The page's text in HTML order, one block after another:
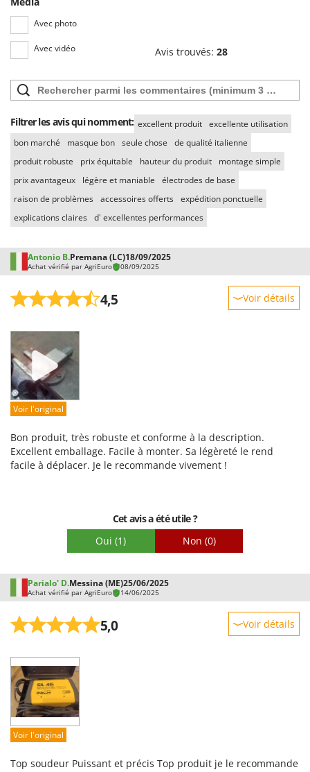
Troy-Bilt
U
Udor
V
Vesco
W
Weber
Wiper EcoRobot
Wolf Garten
Wortex
Y Yard Force
Z
Zanon
Zephir
ZGrills
Zodiac
Avec photo
Avec vidéo Avis trouvés: 28
Filtrer les avis qui nomment: excellent produit
excellente utilisation
bon marché
masque bon seule chose
de qualité italienne
produit robuste
prix équitable hauteur du produit
montage simple
prix avantageux
légère et maniable
électrodes de base
raison de problèmes accessoires offerts expédition ponctuelle
explications claires d' excellentes performances
Antonio B.Premana (LC)18/09/2025
Achat vérifié par AgriEuro 08/09/2025
4,5 Voir détails
Prestations
Facilité d'utilisation
Qualité / Prix
Facilité de montage
Voir l'original
Bon produit, très robuste et conforme à la description.
Excellent emballage. Facile à monter. Sa légèreté le rend
facile à déplacer. Je le recommande vivement !
Cet avis a été utile ?
Oui (1) Non (0)
Parialo' D.Messina (ME)25/06/2025
Achat vérifié par AgriEuro 14/06/2025
5,0 Voir détails
Prestations
Facilité d'utilisation
Qualité / Prix
Facilité de montage
Voir l'original
Top soudeur Puissant et précis Top produit je le recommande